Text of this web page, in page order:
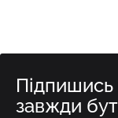
Підпишись
завжди